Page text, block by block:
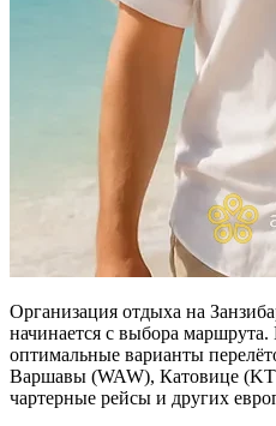
Организация отдыха на
начинается с выбора маршрута.
оптимальные варианты
Варшавы (WAW), Катовице
чартерные рейсы и других